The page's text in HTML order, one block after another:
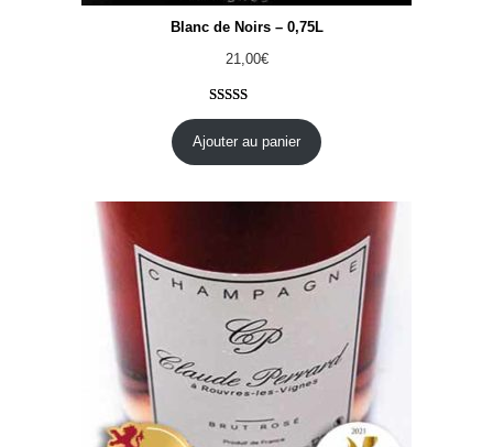
Blanc de Noirs – 0,75L
21,00€
Noté4.76
sur 5 basé
17
client
Ajouter au panier